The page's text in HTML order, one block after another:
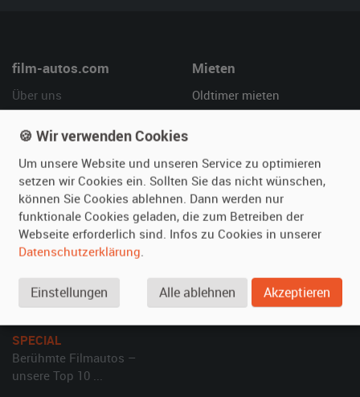
film-autos.com
Über uns
Referenzen
Kundenmeinungen
Mieten
Oldtimer mieten
Service
Vermieten
Oldtimer anmelden
Fotos senden
Fragen für Vermieter
Inserat verwalten
Hilfe
Häufige Fragen (FAQ)
Kontakt
SPECIAL
Berühmte Filmautos –
unsere Top 10 ...
🍪 Wir verwenden Cookies
Um unsere Website und unseren Service zu optimieren
setzen wir Cookies ein. Sollten Sie das nicht wünschen,
können Sie Cookies ablehnen. Dann werden nur
funktionale Cookies geladen, die zum Betreiben der
Webseite erforderlich sind. Infos zu Cookies in unserer
Datenschutzerklärung.
Einstellungen Alle ablehnen Akzeptieren